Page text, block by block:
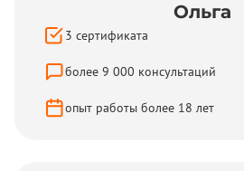
Ольга
3 сертификата
более 9 000 консультаций
опыт работы более 18 лет